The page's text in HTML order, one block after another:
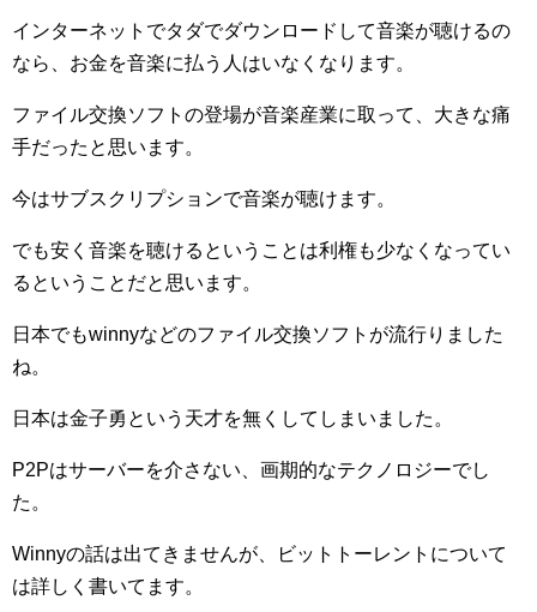
インターネットでタダでダウンロードして音楽が聴けるの
なら、お金を音楽に払う人はいなくなります。
ファイル交換ソフトの登場が音楽産業に取って、大きな痛
手だったと思います。
今はサブスクリプションで音楽が聴けます。
でも安く音楽を聴けるということは利権も少なくなってい
るということだと思います。
日本でもwinnyなどのファイル交換ソフトが流行りました
ね。
日本は金子勇という天才を無くしてしまいました。
P2Pはサーバーを介さない、画期的なテクノロジーでし
た。
Winnyの話は出てきませんが、ビットトーレントについて
は詳しく書いてます。